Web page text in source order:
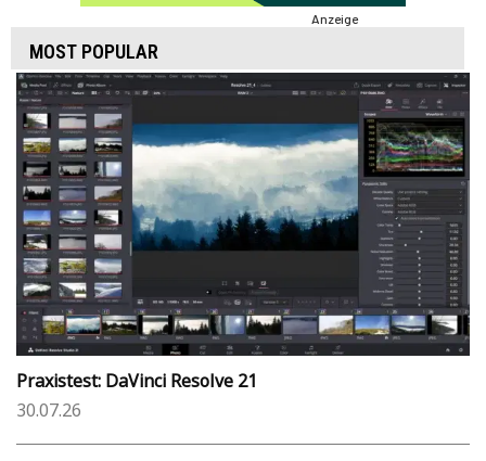
Anzeige
MOST POPULAR
Praxistest: DaVinci Resolve 21
30.07.26